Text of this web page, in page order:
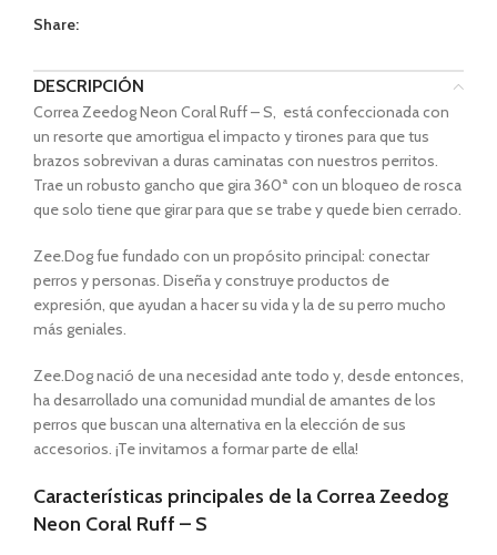
Share:
DESCRIPCIÓN
Correa Zeedog Neon Coral Ruff – S, está confeccionada con
un resorte que amortigua el impacto y tirones para que tus
brazos sobrevivan a duras caminatas con nuestros perritos.
Trae un robusto gancho que gira 360ª con un bloqueo de rosca
que solo tiene que girar para que se trabe y quede bien cerrado.
Zee.Dog fue fundado con un propósito principal: conectar
perros y personas. Diseña y construye productos de
expresión, que ayudan a hacer su vida y la de su perro mucho
más geniales.
Zee.Dog nació de una necesidad ante todo y, desde entonces,
ha desarrollado una comunidad mundial de amantes de los
perros que buscan una alternativa en la elección de sus
accesorios. ¡Te invitamos a formar parte de ella!
Características principales de la Correa Zeedog
Neon Coral Ruff – S